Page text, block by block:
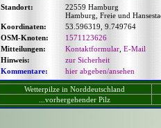
Standort:
22559 Hamburg
Hamburg, Freie und
Koordinaten:
53.596319, 9.749764
OSM-Knoten:
1571123626
Mitteilungen:
Kontaktformular E-Mail
Hinweis:
zur Sicherheit
Kommentare:
hier abgeben/ansehen
Wetterpilze in Norddeutschland
...vorhergehender Pilz